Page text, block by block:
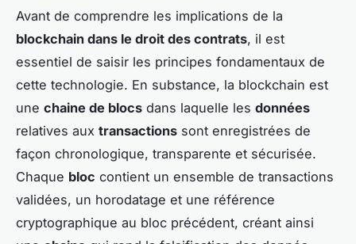
Avant de comprendre les implications de la
blockchain dans le droit des contrats, il est
essentiel de saisir les principes fondamentaux de
cette technologie. En substance, la blockchain est
une chaine de blocs dans laquelle les données
relatives aux transactions sont enregistrées de
façon chronologique, transparente et sécurisée.
Chaque bloc contient un ensemble de transactions
validées, un horodatage et une référence
cryptographique au bloc précédent, créant ainsi